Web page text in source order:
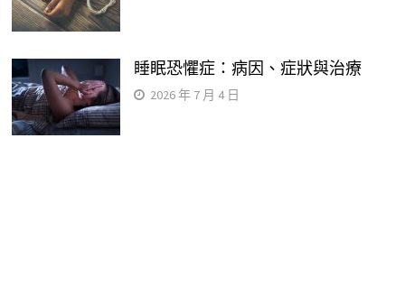
睡眠恐懼症：病因、症狀與治療
2026 年 7 月 4 日